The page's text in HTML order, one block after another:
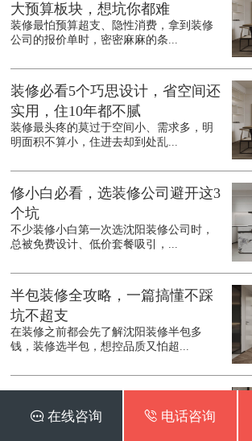
大预算板块，想坑你都难
装修最怕预算超支、隐性消费，拿到装修
公司的报价单时，密密麻麻的条...
装修必看5个巧思设计，省空间还
实用，住10年都不腻
装修最头疼的莫过于空间小、需求多，明
明面积不算小，住进去却到处乱...
修小白必看，选装修公司避开这3
个坑
不少装修小白第一次选沈阳装修公司时，
总被免费设计、低价套餐吸引，...
半包装修全攻略，一篇搞懂不踩
坑不超支
在装修之前都会先了解沈阳装修半包多
钱，装修选半包，想控品质又怕超...
紧，不花冤枉钱
 在线咨询  电话咨询